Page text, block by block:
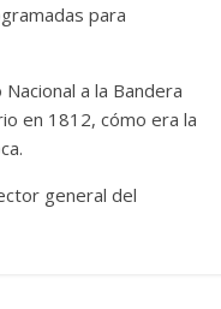
para
a la Bandera
en 1812, cómo era la
general del